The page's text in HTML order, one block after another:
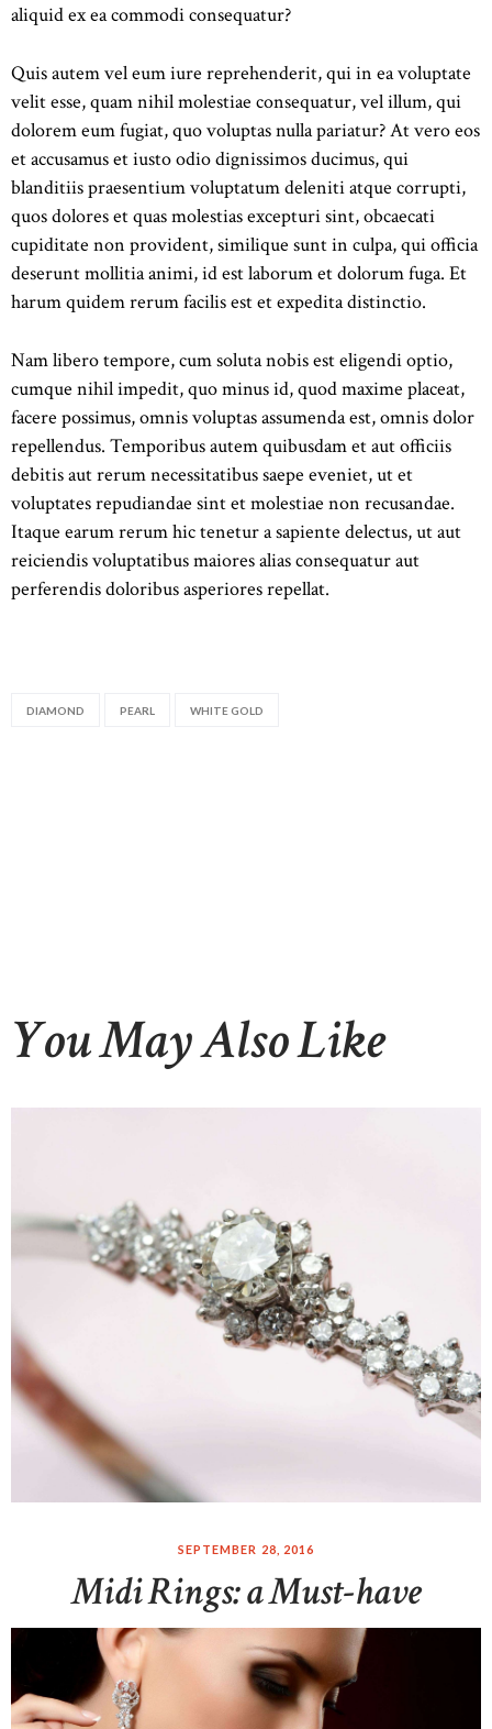
HOME
CONTACT US
aliquid ex ea commodi consequatur?
Quis autem vel eum iure reprehenderit, qui in ea voluptate
velit esse, quam nihil molestiae consequatur, vel illum, qui
dolorem eum fugiat, quo voluptas nulla pariatur? At vero eos
et accusamus et iusto odio dignissimos ducimus, qui
blanditiis praesentium voluptatum deleniti atque corrupti,
quos dolores et quas molestias excepturi sint, obcaecati
cupiditate non provident, similique sunt in culpa, qui officia
deserunt mollitia animi, id est laborum et dolorum fuga. Et
harum quidem rerum facilis est et expedita distinctio.
Nam libero tempore, cum soluta nobis est eligendi optio,
cumque nihil impedit, quo minus id, quod maxime placeat,
facere possimus, omnis voluptas assumenda est, omnis dolor
repellendus. Temporibus autem quibusdam et aut officiis
debitis aut rerum necessitatibus saepe eveniet, ut et
voluptates repudiandae sint et molestiae non recusandae.
Itaque earum rerum hic tenetur a sapiente delectus, ut aut
reiciendis voluptatibus maiores alias consequatur aut
perferendis doloribus asperiores repellat.
DIAMOND PEARL WHITE GOLD
You May Also Like
SEPTEMBER 28, 2016
Midi Rings: a Must-have